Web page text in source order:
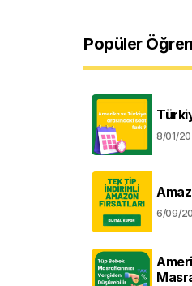
Popüler
8/01/
6/09/